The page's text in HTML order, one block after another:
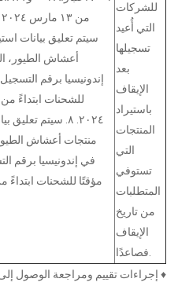
سيتم تعليق بيانات
أعشاش الطيور،
٢٠٢٤. ٨. سيتم
منتجات أعشاش
للشركات
التي أُعيد
تسجيلها
بعد
الإيقاف
باستيراد
المنتجات
التي
تستوفي
المتطلبات
من تاريخ
الإيقاف
♦ إجراءات تقييم ومراجعة الوصول